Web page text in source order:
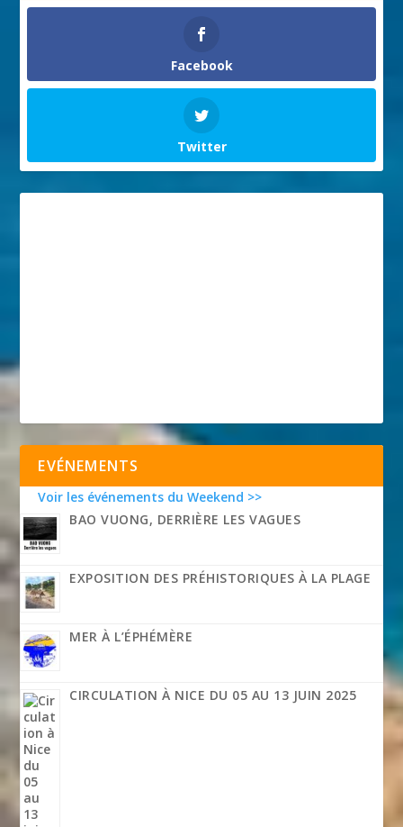
Facebook
Twitter
EVÉNEMENTS
Voir les événements du Weekend >>
BAO VUONG, DERRIÈRE LES VAGUES
EXPOSITION DES PRÉHISTORIQUES À LA PLAGE
MER À L’ÉPHÉMÈRE
CIRCULATION À NICE DU 05 AU 13 JUIN 2025